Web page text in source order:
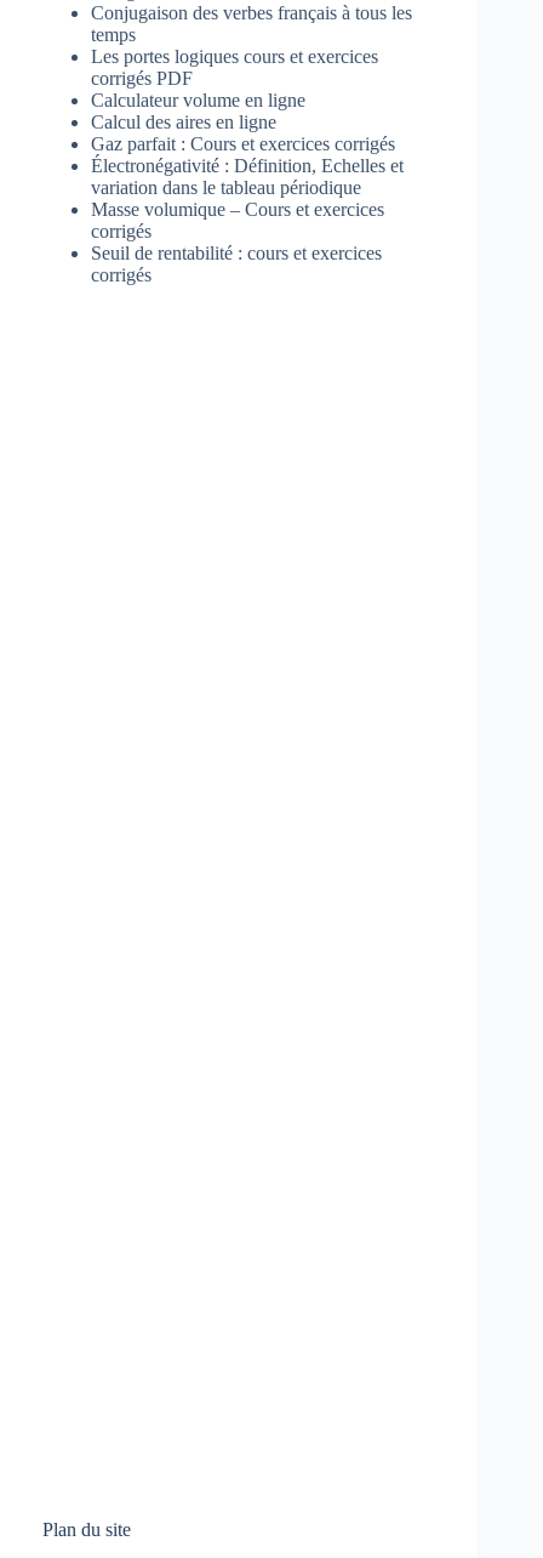
Conjugaison des verbes français à tous les
temps
Les portes logiques cours et exercices
corrigés PDF
Calculateur volume en ligne
Calcul des aires en ligne
Gaz parfait : Cours et exercices corrigés
Électronégativité : Définition, Echelles et
variation dans le tableau périodique
Masse volumique – Cours et exercices
corrigés
Seuil de rentabilité : cours et exercices
corrigés
Plan du site